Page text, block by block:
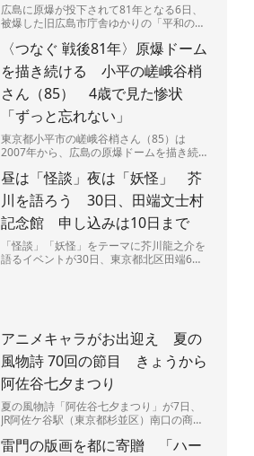
広島に原爆が投下されて81年となる6日、
被爆した旧広島市庁舎ゆかりの「平和の
ぜんとなかよし公園（...
〈つなぐ 戦後81年〉原爆ドーム
を描き続ける 小平の嵯峨谷梢
さん（85） 4歳で見た惨状
「ずっと忘れない」
東京都小平市の嵯峨谷梢さん（85）は
2007年から、広島の原爆ドームを描き続け
原爆投下直後の広島...
昼は「怪談」夜は「妖怪」 芥
川を語ろう 30日、田端文士村
記念館 申し込みは10日まで
「怪談」「妖怪」をテーマに芥川龍之介を
語るイベントが30日、東京都北区田端6の
アニメキャラがお出迎え 夏の
風物詩 70回の節目 きょうから
阿佐谷七夕まつり
夏の風物詩「阿佐谷七夕まつり」が7日、
JR阿佐ケ谷駅（東京都杉並区）南口の商店
る。今年で70回目の...
雷門の版画を都に寄贈 「ハー